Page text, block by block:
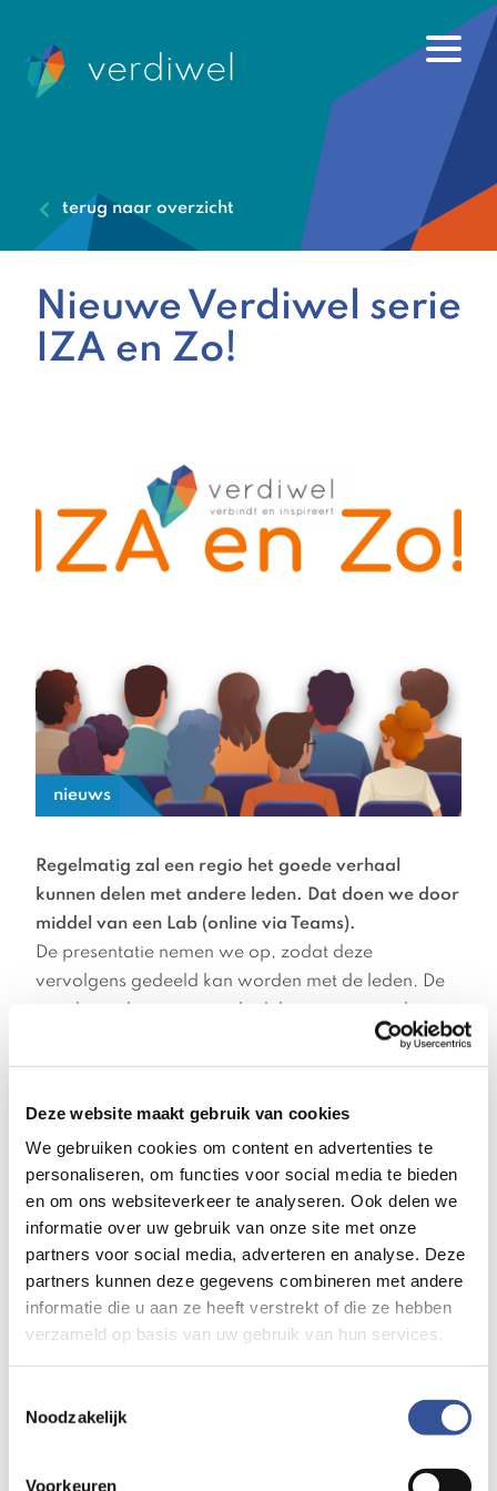
Deze website maakt gebruik van cookies
We gebruiken cookies om content en advertenties te
personaliseren, om functies voor social media te bieden
en om ons websiteverkeer te analyseren. Ook delen we
informatie over uw gebruik van onze site met onze
partners voor social media, adverteren en analyse. Deze
partners kunnen deze gegevens combineren met andere
informatie die u aan ze heeft verstrekt of die ze hebben
verzameld op basis van uw gebruik van hun services.
Noodzakelijk
Voorkeuren
terug naar overzicht
Nieuwe Verdiwel serie
IZA en Zo!
nieuws
Regelmatig zal een regio het goede verhaal
kunnen delen met andere leden. Dat doen we door
middel van een Lab (online via Teams).
De presentatie nemen we op, zodat deze
vervolgens gedeeld kan worden met de leden. De
iedereen vrijuit kan praten en van gedachten kan
wisselen en niemand in beeld komt na publicatie.
De eerste aflevering over Mooi Maasvallei komt
begin juli online. De volgende aflevering zal 11
september opgenomen worden en gaat over de
netwerksamenwerking Positief Gezond Almere
door Gerard Boekhoff (De Schoor). Daarna volgt op
15 oktober Transmuralis (transmuraal netwerk Zuid-
Holland noord) door Yvonne van Balen
(Voorschoten voor Elkaar) en Marcel Bastiaansen
Hagelen (de Boei) over Boeiend Bunschoten.